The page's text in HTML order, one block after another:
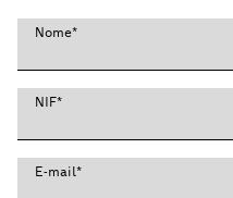
Nome*
NIF*
E-mail*